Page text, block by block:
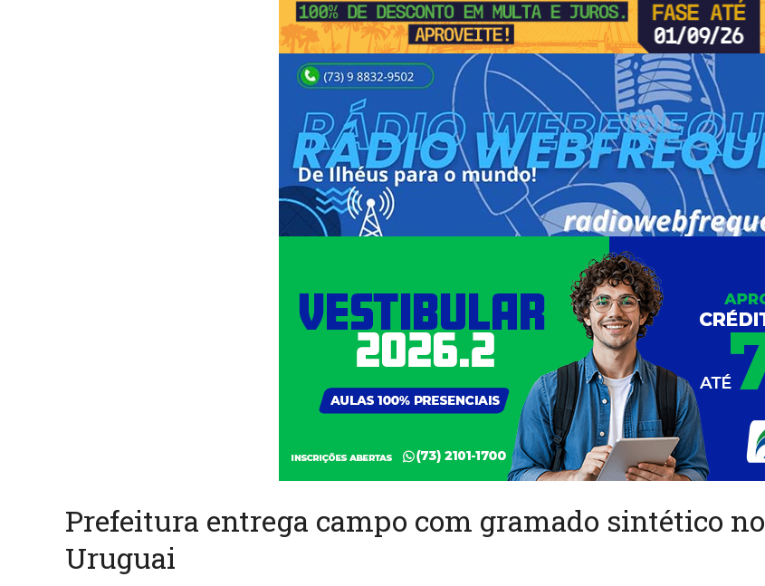
Prefeitura entrega campo com gramado sintético no
Uruguai